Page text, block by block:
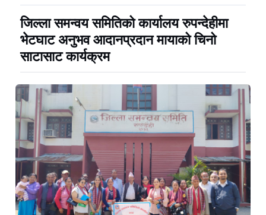
जिल्ला समन्वय समितिको कार्यालय रुपन्देहीमा
भेटघाट अनुभव आदानप्रदान मायाको चिनो
साटासाट कार्यक्रम